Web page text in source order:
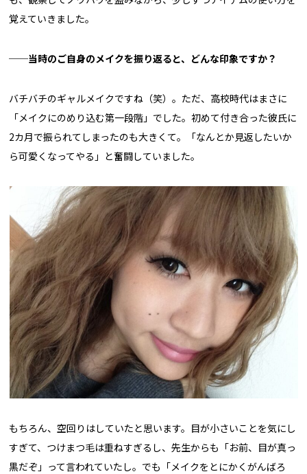
覚えていきました。
──当時のご自身のメイクを振り返ると、どんな印象ですか？
バチバチのギャルメイクですね（笑）。ただ、高校時代はまさに
「メイクにのめり込む第一段階」でした。初めて付き合った彼氏に
2カ月で振られてしまったのも大きくて。「なんとか見返したいか
ら可愛くなってやる」と奮闘していました。
もちろん、空回りはしていたと思います。目が小さいことを気にし
すぎて、つけまつ毛は重ねすぎるし、先生からも「お前、目が真っ
黒だぞ」って言われていたし。でも「メイクをとにかくがんばろ